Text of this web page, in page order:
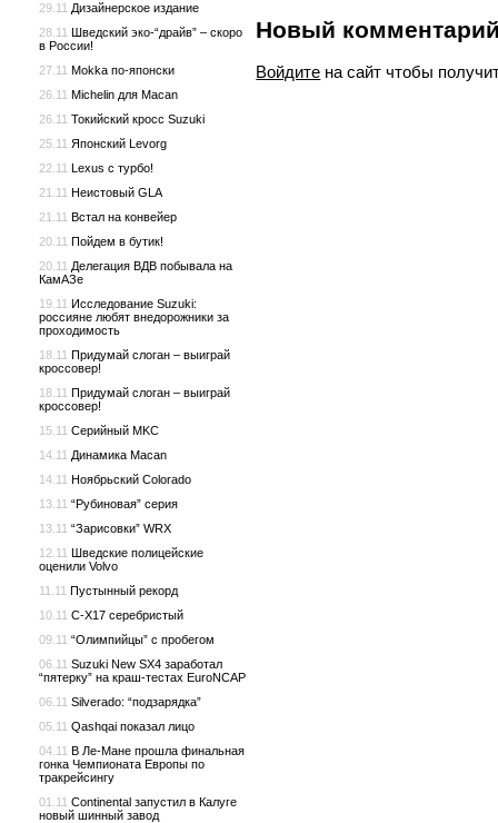
Новый
Войдите на сайт чтобы
29.11 Дизайнерское издание
28.11 Шведский эко-“драйв” – скоро
в России!
27.11 Mokka по-японски
26.11 Michelin для Macan
26.11 Токийский кросс Suzuki
25.11 Японский Levorg
22.11 Lexus с турбо!
21.11 Неистовый GLA
21.11 Встал на конвейер
20.11 Пойдем в бутик!
20.11 Делегация ВДВ побывала на
КамАЗе
19.11 Исследование Suzuki:
россияне любят внедорожники за
проходимость
18.11 Придумай слоган – выиграй
кроссовер!
18.11 Придумай слоган – выиграй
кроссовер!
15.11 Серийный MKC
14.11 Динамика Macan
14.11 Ноябрьский Colorado
13.11 “Рубиновая” серия
13.11 “Зарисовки” WRX
12.11 Шведские полицейские
оценили Volvo
11.11 Пустынный рекорд
10.11 C-X17 серебристый
09.11 “Олимпийцы” с пробегом
06.11 Suzuki New SX4 заработал
“пятерку” на краш-тестах EuroNCAP
06.11 Silverado: “подзарядка”
05.11 Qashqai показал лицо
04.11 В Ле-Мане прошла финальная
гонка Чемпионата Европы по
тракрейсингу
01.11 Continental запустил в Калуге
новый шинный завод